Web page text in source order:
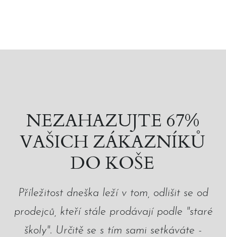
NEZAHAZUJTE 67%
VAŠICH ZÁKAZNÍKŮ
DO KOŠE
Příležitost dneška leží v tom, odlišit se od
prodejců, kteří stále prodávají podle "staré
školy". Určitě se s tím sami setkáváte -